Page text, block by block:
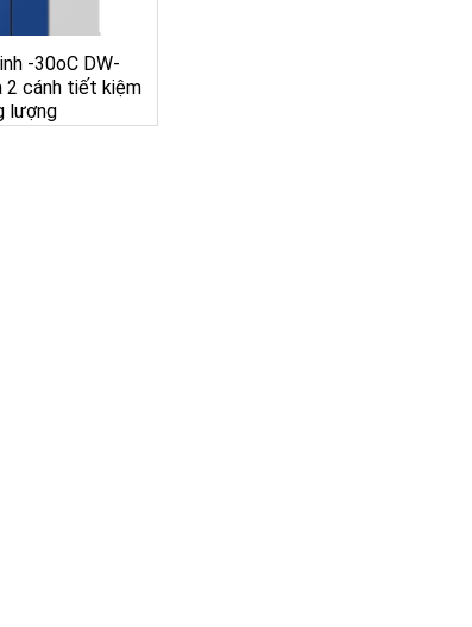
-30oC DW-
2 cánh tiết kiệm
lượng